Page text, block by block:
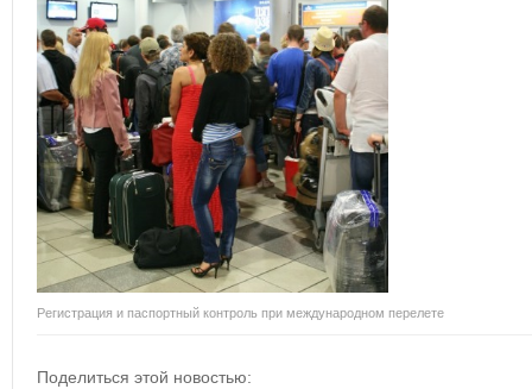
Регистрация и паспортный контроль при международном перелете
Поделиться этой новостью: